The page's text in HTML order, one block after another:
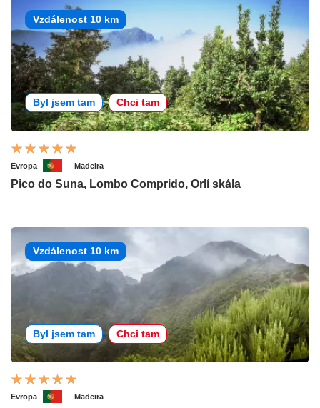
Vzdálenost 10 km
Byl jsem tam Chci tam
Evropa Madeira
Pico do Suna, Lombo Comprido, Orlí skála
Vzdálenost 10 km
Byl jsem tam Chci tam
Evropa Madeira